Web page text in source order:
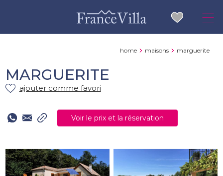
home maisons marguerite
MARGUERITE
ajouter comme favori
Voir le prix et la réservation